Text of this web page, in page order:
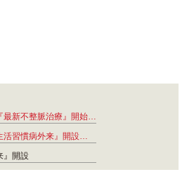
最新不整脈治療』開始…
活習慣病外来』開設…
』開設